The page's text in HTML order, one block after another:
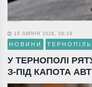
18 ЛИПНЯ 2026, 06:19
НОВИНИ ТЕРНОПІЛЬ
У ТЕРНОПОЛІ
З-ПІД КАПОТА